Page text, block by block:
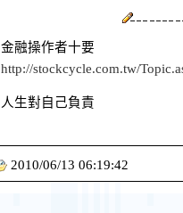
金融操作者十要
http://stockcycle.com.tw/
人生對自己負責
2010/06/13 06:19:42